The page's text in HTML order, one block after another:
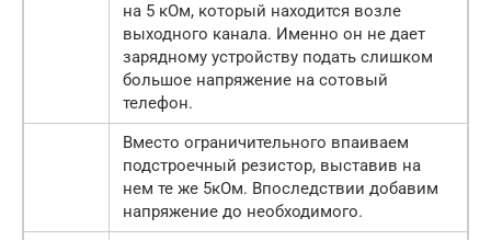
на 5 кОм, который находится возле
выходного канала. Именно он не дает
зарядному устройству подать слишком
большое напряжение на сотовый
телефон.
Вместо ограничительного впаиваем
подстроечный резистор, выставив на
нем те же 5кОм. Впоследствии добавим
напряжение до необходимого.